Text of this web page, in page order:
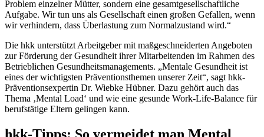
Problem einzelner Mütter, sondern eine gesamtgesellschaftliche
Aufgabe. Wir tun uns als Gesellschaft einen großen Gefallen, wenn
wir verhindern, dass Überlastung zum Normalzustand wird.“
Die hkk unterstützt Arbeitgeber mit maßgeschneiderten Angeboten
zur Förderung der Gesundheit ihrer Mitarbeitenden im Rahmen des
Betrieblichen Gesundheitsmanagements. „Mentale Gesundheit ist
eines der wichtigsten Präventionsthemen unserer Zeit“, sagt hkk-
Präventionsexpertin Dr. Wiebke Hübner. Dazu gehört auch das
Thema ‚Mental Load‘ und wie eine gesunde Work-Life-Balance für
berufstätige Eltern gelingen kann.